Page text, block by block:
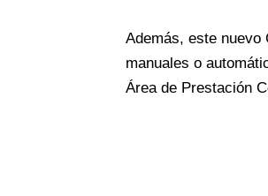
Además, este nuevo
manuales o
Área de Prestación